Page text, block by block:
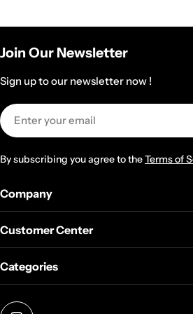
Join Our Newsletter
Sign up to our newsletter now !
Email
By subscribing you agree to theTerms of
Company
Customer Center
Categories